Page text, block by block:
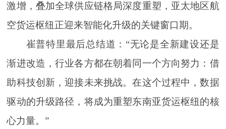
激增，叠加全球供应链格局深度重塑，亚太地区航
空货运枢纽正迎来智能化升级的关键窗口期。
崔普特里最后总结道：“无论是全新建设还是
渐进改造，行业各方都在朝着同一个方向努力：借
助科技创新，迎接未来挑战。在这个过程中，数据
驱动的升级路径，将成为重塑东南亚货运枢纽的核
心力量。”